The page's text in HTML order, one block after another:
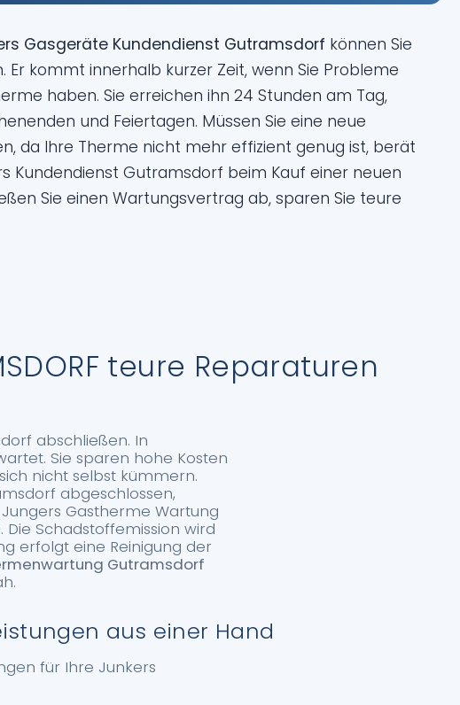
Gasgeräte Kundendienst Gutramsdorf können Sie
Er kommt innerhalb kurzer Zeit, wenn Sie Probleme
haben. Sie erreichen ihn 24 Stunden am Tag,
und Feiertagen. Müssen Sie eine neue
da Ihre Therme nicht mehr effizient genug ist, berät
Kundendienst Gutramsdorf beim Kauf einer neuen
Sie einen Wartungsvertrag ab, sparen Sie teure
teure Reparaturen
abschließen. In
Sie sparen hohe Kosten
nicht selbst kümmern.
abgeschlossen,
Gastherme Wartung
Schadstoffemission wird
erfolgt eine Reinigung der
Gutramsdorf
Leistungen aus einer Hand
für Ihre Junkers